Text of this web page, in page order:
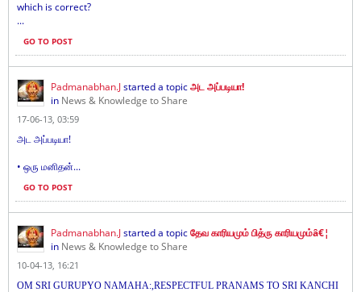
which is correct?
...
GO TO POST
Padmanabhan.Jstarted a topicஅட அப்படியா!
in News & Knowledge to Share
17-06-13, 03:59
அட அப்படியா!
• ஒரு மனிதன்...
GO TO POST
Padmanabhan.Jstarted a topicதேவ காரியமும் பித்ரு காரியமும்â€¦
in News & Knowledge to Share
10-04-13, 16:21
OM SRI GURUPYO NAMAHA:,RESPECTFUL PRANAMS TO SRI KANCHI